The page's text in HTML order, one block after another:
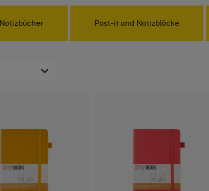
kannst, wenn du sie per Hand statt
dass beim Schreiben mit der
als auf einer Tastatur. Eine gute
erleichtern und auch deine Notizen
Bullet Journaling verwenden,
Für alle, die noch mehr Struktur
aufhältst, solltest du dir unser
anschauen, zum Beispiel die
Notes. Von diesen Büchern kannst
Notizbücher Post-it und Notizblöcke